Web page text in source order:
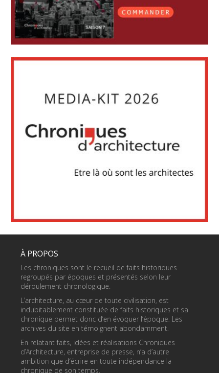
À PROPOS
Les chroniques sont le recueil de faits historiques
regroupés par époques et présentés selon leur
déroulement chronologique.
L’architecture, au cœur de toute civilisation, est
indubitablement constituée de faits historiques et sa
chronique permet donc d’en évoquer l’époque. Les
archives du site en témoignent abondamment.
En relatant faits, idées et réalisations Chroniques
d’Architecture, entreprise de presse, n’a d’autre
ambition que d’écrire en toute indépendance la
chronique de son temps.